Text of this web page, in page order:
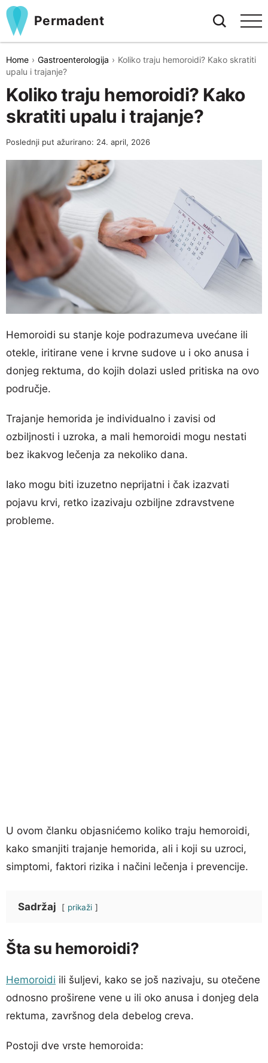
Permadent
Home Gastroenterologija
Koliko traju hemoroidi? Kako skratiti
upalu i trajanje?
Koliko traju hemoroidi? Kako
skratiti upalu i trajanje?
Poslednji put ažurirano: 24. april, 2026
Hemoroidi su stanje koje podrazumeva uvećane ili
otekle, iritirane vene i krvne sudove u i oko anusa i
donjeg rektuma, do kojih dolazi usled pritiska na ovo
područje.
Trajanje hemorida je individualno i zavisi od
ozbiljnosti i uzroka, a mali hemoroidi mogu nestati
bez ikakvog lečenja za nekoliko dana.
Iako mogu biti izuzetno neprijatni i čak izazvati
pojavu krvi, retko izazivaju ozbiljne zdravstvene
probleme.
U ovom članku objasnićemo koliko traju hemoroidi,
kako smanjiti trajanje hemorida, ali i koji su uzroci,
simptomi, faktori rizika i načini lečenja i prevencije.
Sadržaj prikaži
Šta su hemoroidi?
Hemoroidi ili šuljevi, kako se još nazivaju, su otečene
odnosno proširene vene u ili oko anusa i donjeg dela
rektuma, završnog dela debelog creva.
Postoji dve vrste hemoroida: